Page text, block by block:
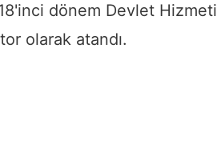
dönem Devlet Hizmeti
olarak atandı.